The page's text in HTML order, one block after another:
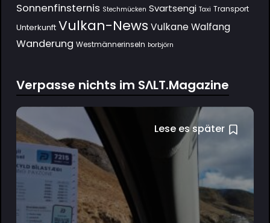
Sonnenfinsternis Stechmücken Svartsengi Taxi Transport
Unterkunft Vulkan-News Vulkane Walfang
Wanderung Westmännerinseln Þorbjörn
Verpasse nichts im SΛLT.Magazine
Lese es später